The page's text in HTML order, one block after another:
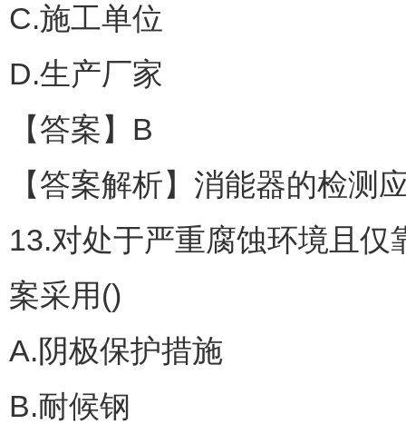
C.施工单位
D.生产厂家
【答案】B
【答案解析】消能器的检测
13.对处于严重腐蚀环境且
案采用()
A.阴极保护措施
B.耐候钢